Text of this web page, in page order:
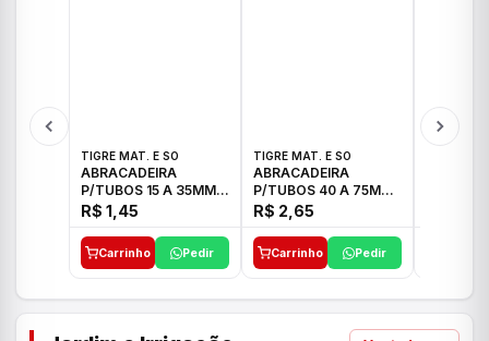
TIGRE MAT. E SO
ABRACADEIRA
P/TUBOS 15 A 35MM
TIGRE
R$ 1,45
Carrinho Pedir
TIGRE MAT. E SO
ABRACADEIRA
P/TUBOS 40 A 75MM
TIGRE
R$ 2,65
Carrinho Pedir